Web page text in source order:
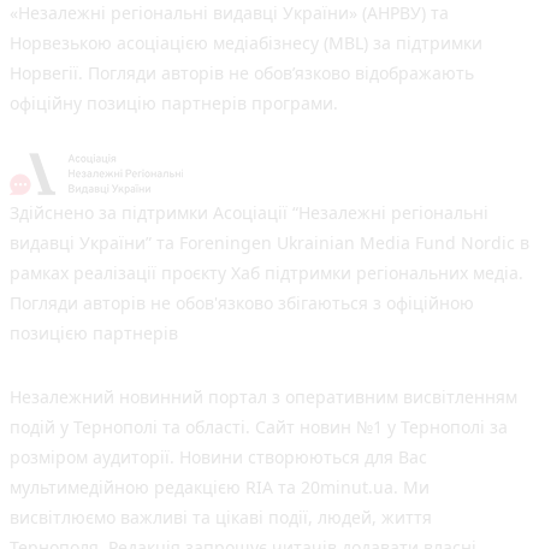
«Незалежні регіональні видавці України» (АНРВУ) та
Норвезькою асоціацією медіабізнесу (MBL) за підтримки
Норвегії. Погляди авторів не обов’язково відображають
офіційну позицію партнерів програми.
Здійснено за підтримки Асоціації “Незалежні регіональні
видавці України” та Foreningen Ukrainian Media Fund Nordic в
рамках реалізації проєкту Хаб підтримки регіональних медіа.
Погляди авторів не обов'язково збігаються з офіційною
позицією партнерів
Незалежний новинний портал з оперативним висвітленням
подій у Тернополі та області. Сайт новин №1 у Тернополі за
розміром аудиторії. Новини створюються для Вас
мультимедійною редакцією RIA та 20minut.ua. Ми
висвітлюємо важливі та цікаві події, людей, життя